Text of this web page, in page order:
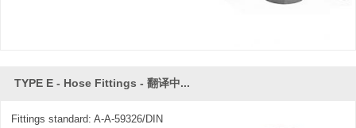
TYPE E - Hose Fittings - 翻译中...
Fittings standard: A-A-59326/DIN